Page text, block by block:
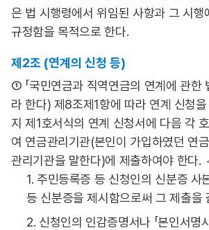
은 법 시행령에서 위임된 사항과 그 시행
규정함을 목적으로 한다.
제2조 (연계의 신청 등)
① 「국민연금과 직역연금의 연계에 관한
라 한다) 제8조제1항에 따라 연계 신청
지 제1호서식의 연계 신청서에 다음 각
여 연금관리기관(본인이 가입하였던 연
관리기관을 말한다)에 제출하여야 한다.
1. 주민등록증 등 신청인의 신분증 사
등 신분증을 제시함으로써 그 제출을
2. 신청인의 인감증명서나 「본인서명